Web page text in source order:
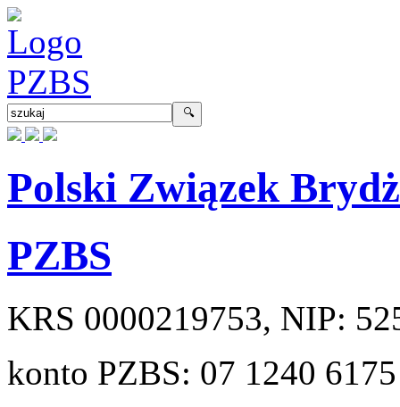
Polski Związek
PZBS
KRS 0000219753, NIP:
konto PZBS: 07 1240